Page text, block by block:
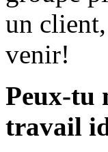
un
venir!
Peux-tu
travail